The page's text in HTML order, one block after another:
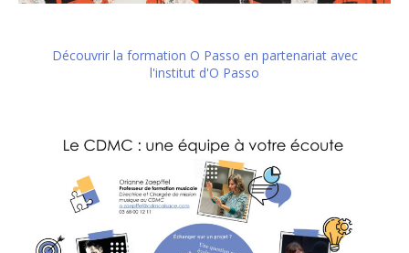
Découvrir la formation O Passo en partenariat avec
l'institut d'O Passo